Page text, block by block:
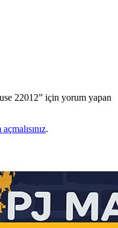
22012” için yorum yapan
.